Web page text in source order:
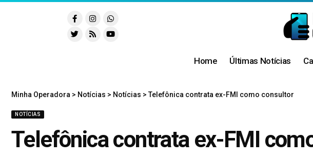
Home Últimas Notícias
Minha Operadora > Notícias > Notícias > Telefônica contrata ex-FMI como consultor
NOTÍCIAS
Telefônica contrata ex-FMI